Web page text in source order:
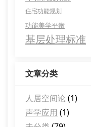
住宅功能规划
功能美学平衡
基层处理标准
文章分类
人居空间论 (1)
声学应用 (1)